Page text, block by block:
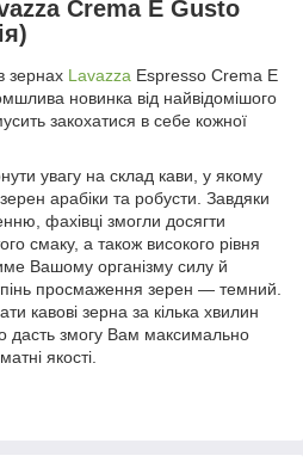
Crema E Gusto
зернах Lavazza Espresso Crema E
новинка від найвідомішого
закохатися в себе кожної
увагу на склад кави, у якому
арабіки та робусти. Завдяки
фахівці змогли досягти
смаку, а також високого рівня
Вашому організму силу й
просмаження зерен — темний.
кавові зерна за кілька хвилин
змогу Вам максимально
якості.